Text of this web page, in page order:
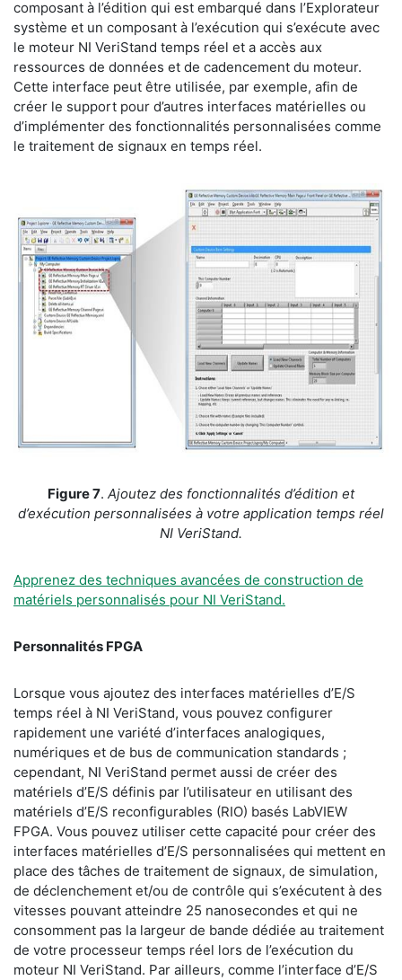
composant à l’édition qui est embarqué dans l’Explorateur
système et un composant à l’exécution qui s’exécute avec
le moteur NI VeriStand temps réel et a accès aux
ressources de données et de cadencement du moteur.
Cette interface peut être utilisée, par exemple, afin de
créer le support pour d’autres interfaces matérielles ou
d’implémenter des fonctionnalités personnalisées comme
le traitement de signaux en temps réel.
Figure 7. Ajoutez des fonctionnalités d’édition et
d’exécution personnalisées à votre application temps réel
NI VeriStand.
Apprenez des techniques avancées de construction de
matériels personnalisés pour NI VeriStand.
Personnalités FPGA
Lorsque vous ajoutez des interfaces matérielles d’E/S
temps réel à NI VeriStand, vous pouvez configurer
rapidement une variété d’interfaces analogiques,
numériques et de bus de communication standards ;
cependant, NI VeriStand permet aussi de créer des
matériels d’E/S définis par l’utilisateur en utilisant des
matériels d’E/S reconfigurables (RIO) basés LabVIEW
FPGA. Vous pouvez utiliser cette capacité pour créer des
interfaces matérielles d’E/S personnalisées qui mettent en
place des tâches de traitement de signaux, de simulation,
de déclenchement et/ou de contrôle qui s’exécutent à des
vitesses pouvant atteindre 25 nanosecondes et qui ne
consomment pas la largeur de bande dédiée au traitement
de votre processeur temps réel lors de l’exécution du
moteur NI VeriStand. Par ailleurs, comme l’interface d’E/S